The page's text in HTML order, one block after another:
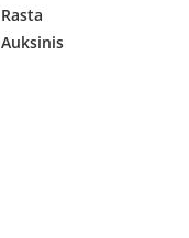
Rasta
Auksinis